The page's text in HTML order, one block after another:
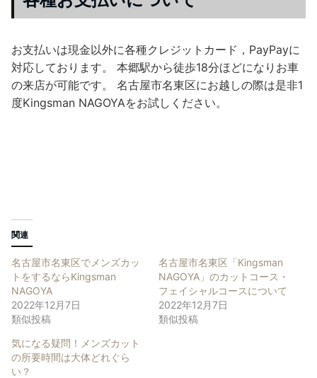
お支払いは現金以外に各種クレジットカード，PayPayに
対応しております。 本郷駅から徒歩18分ほどになりお車
の来店が可能です。 名古屋市名東区にお越しの際は是非1
度Kingsman NAGOYAをお試しください。
関連
名古屋市名東区でメンズカッ
トをするならKingsman
NAGOYA
2022年12月7日
類似投稿
名古屋市名東区「Kingsman
NAGOYA」のカットコース・
フェイシャルコースについて
2022年12月7日
類似投稿
気になる疑問！メンズカット
の所要時間は大体どれぐら
い？